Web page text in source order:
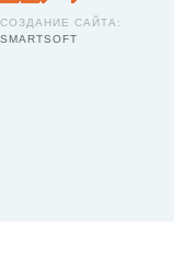
СОЗДАНИЕ САЙТА:
SMARTSOFT